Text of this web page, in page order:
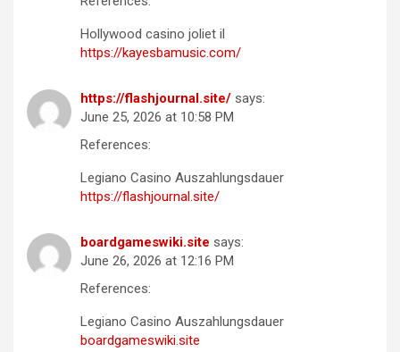
Hollywood casino joliet il
https://kayesbamusic.com/
https://flashjournal.site/ says:
June 25, 2026 at 10:58 PM
References:
Legiano Casino Auszahlungsdauer
https://flashjournal.site/
boardgameswiki.site says:
June 26, 2026 at 12:16 PM
References:
Legiano Casino Auszahlungsdauer
boardgameswiki.site